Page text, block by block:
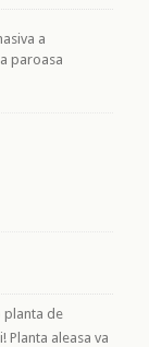
a
paroasa
planta de
Planta aleasa va